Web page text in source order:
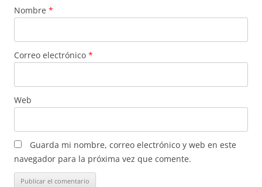
Nombre *
Correo electrónico *
Web
Guarda mi nombre, correo electrónico y web en este
navegador para la próxima vez que comente.